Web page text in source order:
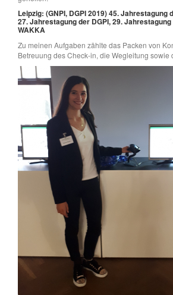
Leipzig: (GNPI, DGPI 2019) 45. Jahrestagung
27. Jahrestagung der DGPI, 29.
WAKKA
Zu meinen Aufgaben zählte das Packen von
Betreuung des Check-in, die Wegleitung sowie